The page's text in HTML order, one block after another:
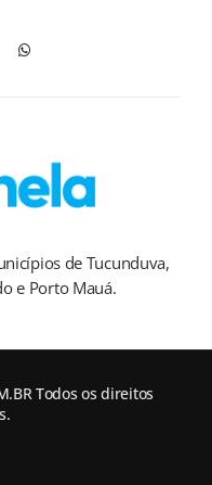
de Tucunduva,
e Porto Mauá.
Todos os direitos